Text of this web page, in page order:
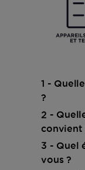
1 -
?
2 -
convient
3 - Quel
vous ?